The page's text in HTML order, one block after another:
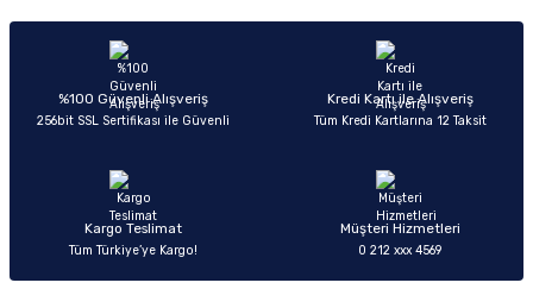
Ürün açıklamasında eksik bilgiler bulunuyor.
Ürün bilgilerinde hatalar bulunuyor.
Ürün fiyatı diğer sitelerden daha pahalı.
Sitemize ilk yorumu siz yapın!
%100 Güvenli Alışveriş
256bit SSL Sertifikası ile Güvenli
Kredi Kartı ile Alışveriş
Tüm Kredi Kartlarına 12 Taksit
Kargo Teslimat
Tüm Türkiye’ye Kargo!
Müşteri Hizmetleri
0 212 xxx 4569